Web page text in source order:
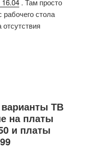
рабочего стола
ТВ
на платы
и платы